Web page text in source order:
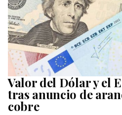
Valor del Dólar y el
tras anuncio de
cobre